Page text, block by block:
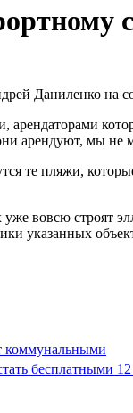
Даниленко на
арендуют, мы
те пляжи,
уже вовсю
указанных
коммунальными
бесплатными